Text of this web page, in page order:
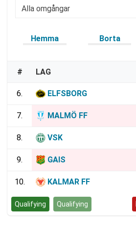
Hemma Borta
# LAG
6. ELFSBORG
7. MALMÖ FF
8. VSK
9. GAIS
10. KALMAR FF
Qualifying Qualifying